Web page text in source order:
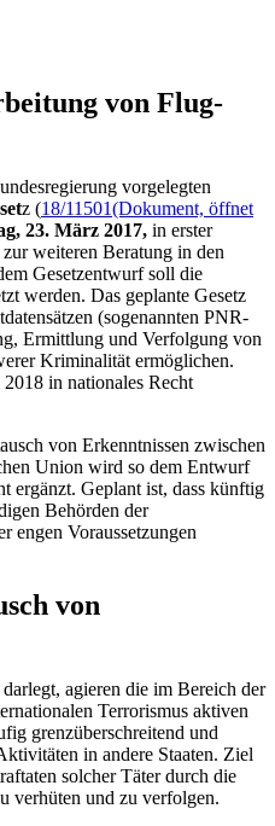
von Flug­
vorgelegten
z (18/11501(Dokument, öffnet
23. März 2017, in erster
weiteren Beratung in den
Gesetzentwurf soll die
werden. Das geplante Gesetz
(sogenannten PNR-
Ermittlung und Verfolgung von
Kriminalität ermöglichen.
in nationales Recht
von Erkenntnissen zwischen
Union wird so dem Entwurf
ergänzt. Geplant ist, dass künftig
Behörden der
engen Voraussetzungen
von
agieren die im Bereich der
Terrorismus aktiven
grenzüberschreitend und
in andere Staaten. Ziel
solcher Täter durch die
verhüten und zu verfolgen.